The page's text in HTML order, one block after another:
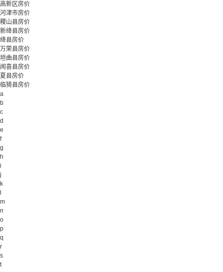
高新区房价
河津市房价
稷山县房价
新绛县房价
绛县房价
万荣县房价
垣曲县房价
闻喜县房价
夏县房价
临猗县房价
a
b
c
d
e
f
g
h
i
j
k
m
n
o
p
q
r
s
t